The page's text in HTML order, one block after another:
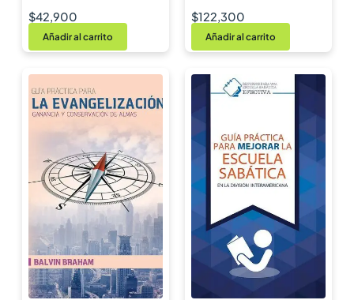
para diáconos y
diaconisas
$42,900
Añadir al carrito
para pastores
$122,300
Añadir al carrito